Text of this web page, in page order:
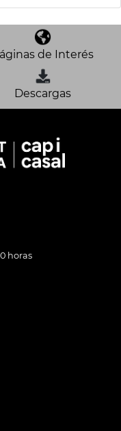
de Interés
Descargas
horas